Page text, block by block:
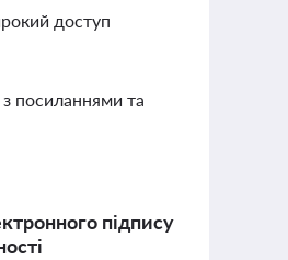
доступ
посиланнями та
підпису